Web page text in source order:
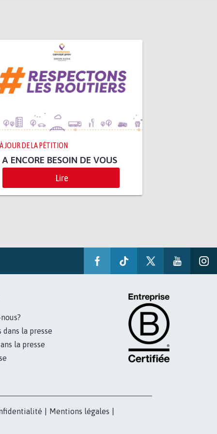
JOUR DE LA PÉTITION
A ENCORE BESOIN DE VOUS
Lire
la presse
la presse
Mentions légales